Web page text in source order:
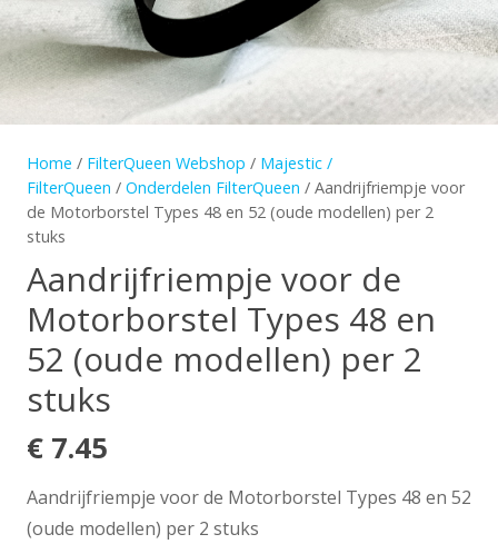
Home / FilterQueen Webshop / Majestic /
FilterQueen / Onderdelen FilterQueen / Aandrijfriempje voor
de Motorborstel Types 48 en 52 (oude modellen) per 2
stuks
Aandrijfriempje voor de
Motorborstel Types 48 en
52 (oude modellen) per 2
stuks
€ 7.45
Aandrijfriempje voor de Motorborstel Types 48 en 52
(oude modellen) per 2 stuks